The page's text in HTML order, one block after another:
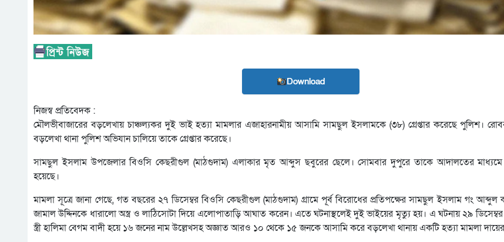
Download
নিজস্ব প্রতিবেদক :
মৌলভীবাজারের বড়লেখায় চাঞ্চল্যকর দুই ভাই হত্যা মামলার এজাহারনামীয় আসামি সামছুল ইসলামকে (৩৮) গ্রেপ্তার করেছে পুলিশ।
বড়লেখা থানা পুলিশ অভিযান চালিয়ে তাকে গ্রেপ্তার করেছে।
সামছুল ইসলাম উপজেলার বিওসি কেছরীগুল (মাঠগুদাম) এলাকার মৃত আব্দুস ছবুরের ছেলে। সোমবার দুপুরে তাকে আদালতের মাধ্যমে
হয়েছে।
মামলা সূত্রে জানা গেছে, গত বছরের ২৭ ডিসেম্বর বিওসি কেছরীগুল (মাঠগুদাম) গ্রামে পূর্ব বিরোধের প্রতিপক্ষের সামছুল ইসলাম গং
জামাল উদ্দিনকে ধারালো অস্ত্র ও লাঠিসোটা দিয়ে এলোপাতাড়ি আঘাত করেন। এতে ঘটনাস্থলেই দুই ভাইয়ের মৃত্যু হয়। এ ঘটনায় ২৯
স্ত্রী হালিমা বেগম বাদী হয়ে ১৬ জনের নাম উল্লেখসহ অজ্ঞাত আরও ১০ থেকে ১৫ জনকে আসামি করে বড়লেখা থানায় একটি হত্যা মামলা